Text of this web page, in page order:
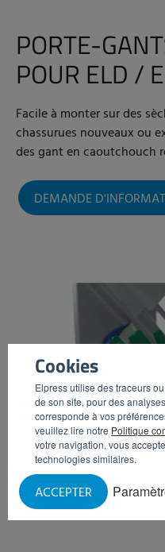
Cookies
Elpress utilise des traceurs
de son site, pour des
corresponde à vos
veuillez lire notre Politique
votre navigation, vous
technologies similaires.
ACCEPTER
PORTE-
POUR ELD /
Facile à monter sur des
chassurues nouveaux ou
des gant en caoutchouch
DEMANDE